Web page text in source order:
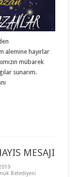
alemine hayırlar
mübarek
sunarım.
MESAJI
Belediyesi